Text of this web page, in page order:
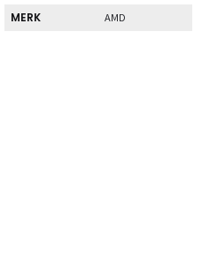
MERK AMD